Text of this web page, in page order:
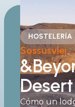
HOSTELERÍA
Sossusvlei
Cómo un